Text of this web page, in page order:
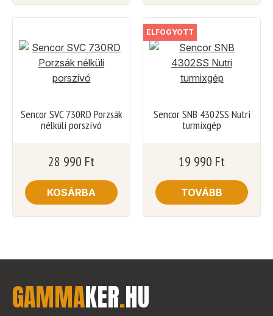
Sencor SVC 730RD Porzsák
nélküli porszívó
28 990 Ft
KOSÁRBA
ELFOGYOTT
Sencor SNB 4302SS Nutri
turmixgép
19 990 Ft
TOVÁBB
GAMMAKER.HU